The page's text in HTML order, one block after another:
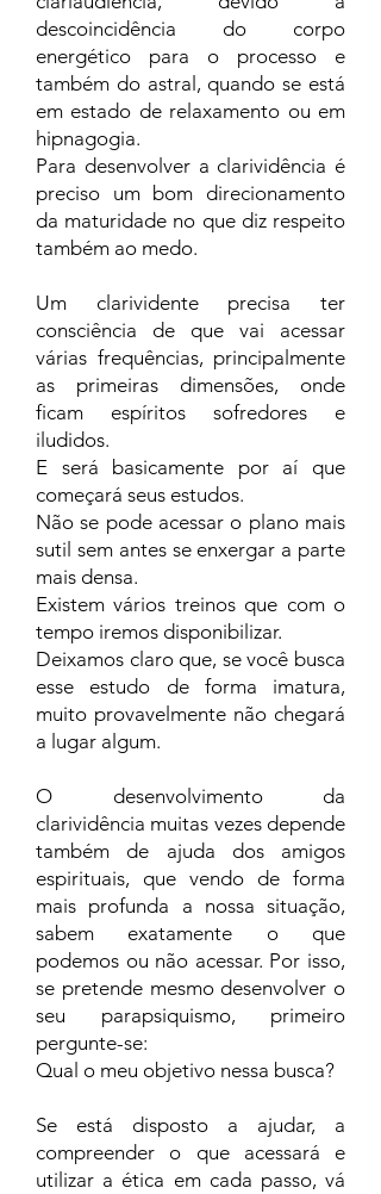
descoincidência do corpo
energético para o processo e
também do astral, quando se está
em estado de relaxamento ou em
hipnagogia.
Para desenvolver a clarividência é
preciso um bom direcionamento
da maturidade no que diz respeito
também ao medo.
Um clarividente precisa ter
consciência de que vai acessar
várias frequências, principalmente
as primeiras dimensões, onde
ficam espíritos sofredores e
iludidos.
E será basicamente por aí que
começará seus estudos.
Não se pode acessar o plano mais
sutil sem antes se enxergar a parte
mais densa.
Existem vários treinos que com o
tempo iremos disponibilizar.
Deixamos claro que, se você busca
esse estudo de forma imatura,
muito provavelmente não chegará
a lugar algum.
O desenvolvimento da
clarividência muitas vezes depende
também de ajuda dos amigos
espirituais, que vendo de forma
mais profunda a nossa situação,
sabem exatamente o que
podemos ou não acessar. Por isso,
se pretende mesmo desenvolver o
seu parapsiquismo, primeiro
pergunte-se:
Qual o meu objetivo nessa busca?
Se está disposto a ajudar, a
compreender o que acessará e
utilizar a ética em cada passo, vá